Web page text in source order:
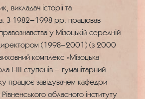
викладач історії та
З 1982–1998 рр. працював
у Мізоцькій середній
директором (1998–2001) (з 2000
комплекс «Мізоцька
I-III ступенів – гуманітарний
працює завідувачем кафедри
обласного інституту